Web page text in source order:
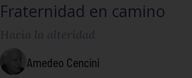
Fraternidad en camino
Amedeo Cencini